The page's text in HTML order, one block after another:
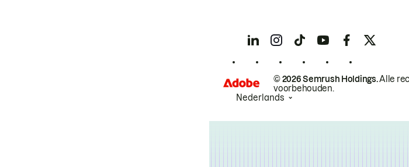
© 2026 Semrush Holdings.Alle
voorbehouden.
Nederlands